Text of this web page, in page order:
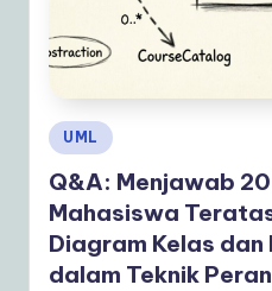
o
ti
o
n
s
Posted
in
UML
Q&A: Menjawab
Mahasiswa
Diagram Kelas dan
dalam Teknik